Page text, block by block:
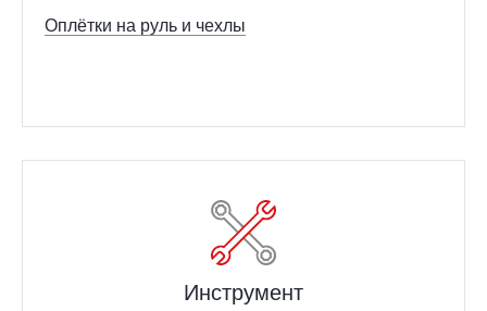
Оплётки на руль и чехлы
Инструмент